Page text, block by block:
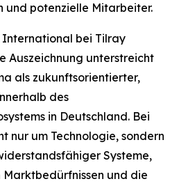
und potenzielle Mitarbeiter.
International bei Tilray
Auszeichnung unterstreicht
als zukunftsorientierter,
des
in Deutschland. Bei
nur um Technologie, sondern
Systeme,
und die